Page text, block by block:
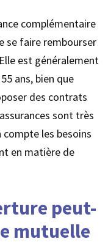
complémentaire
se faire rembourser
est généralement
ans, bien que
des contrats
sont très
les besoins
en matière de
peut-
mutuelle